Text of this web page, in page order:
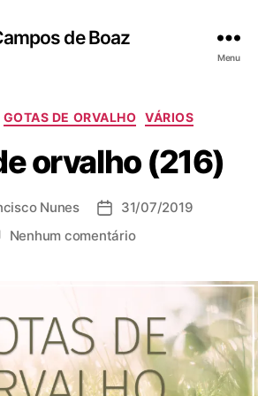
de Boaz
Menu
C
t
e
o
r
GOTAS DE ORVALHO VÁRIOS
orvalho (216)
Nunes
D
u
b
l
31/07/2019
Nenhum comentárioe
a
s
d
e